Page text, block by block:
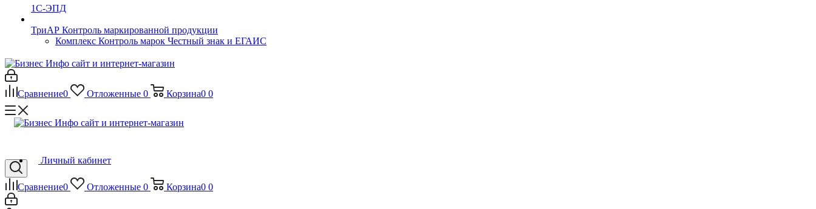
1С-ЭПД
ТриАР Контроль маркированной продукции
Комплекс Контроль марок Честный знак и ЕГАИС
Сравнение0 Отложенные 0 Корзина0 0
Сравнение0 Отложенные 0 Корзина0 0
Личный кабинет